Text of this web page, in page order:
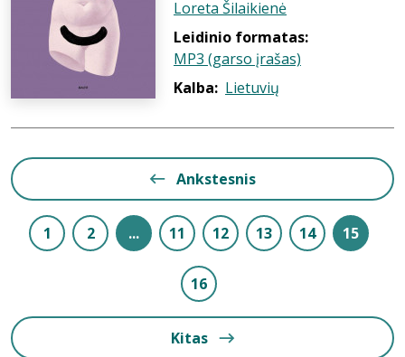
Loreta Šilaikienė
Leidinio formatas:
MP3 (garso įrašas)
Kalba: Lietuvių
Ankstesnis
1 2 ... 11 12 13 14 15
16
Kitas